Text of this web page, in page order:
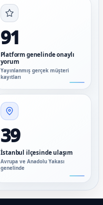
91
Platform genelinde onaylı
yorum
Yayınlanmış gerçek müşteri
kayıtları
39
İstanbul ilçesinde ulaşım
Avrupa ve Anadolu Yakası
genelinde